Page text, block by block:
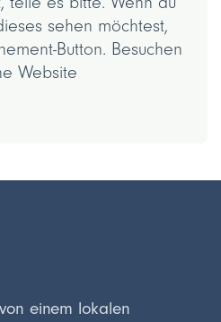
sehen möchtest,
Button. Besuchen
Website
einem lokalen